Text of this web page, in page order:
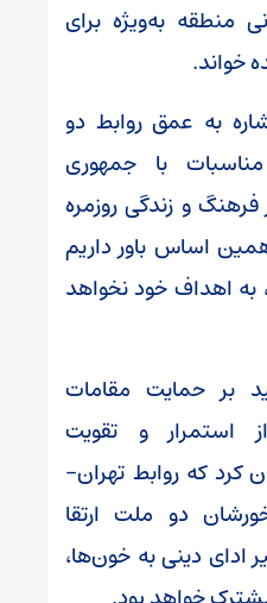
منطقه به‌ویژه برای
خواند.
به عمق روابط دو
با جمهوری
و زندگی روزمره
اساس باور داریم
به اهداف خود نخواهد
بر حمایت مقامات
استمرار و تقویت
کرد که روابط تهران–
دو ملت ارتقا
ادای دینی به خون‌ها،